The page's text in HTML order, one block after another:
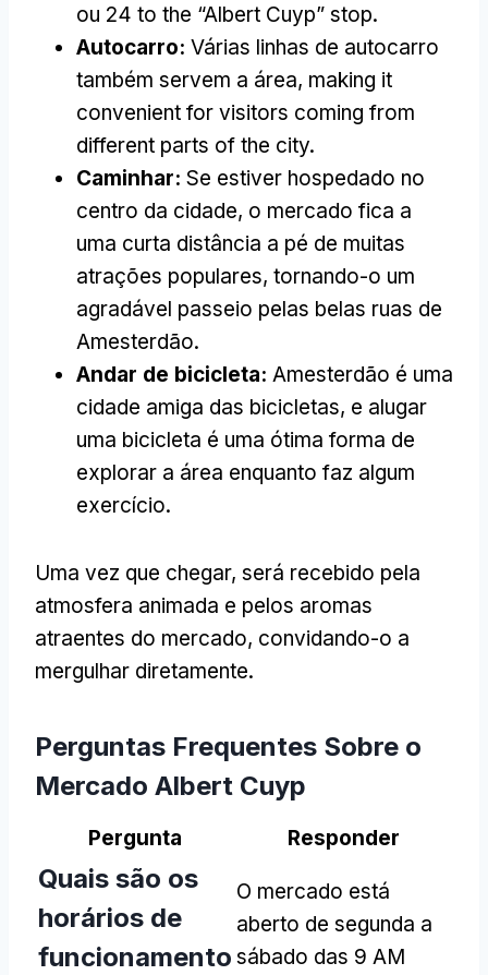
ou 24 to the “Albert Cuyp” stop.
Autocarro: Várias linhas de autocarro
também servem a área, making it
convenient for visitors coming from
different parts of the city.
Caminhar: Se estiver hospedado no
centro da cidade, o mercado fica a
uma curta distância a pé de muitas
atrações populares, tornando-o um
agradável passeio pelas belas ruas de
Amesterdão.
Andar de bicicleta: Amesterdão é uma
cidade amiga das bicicletas, e alugar
uma bicicleta é uma ótima forma de
explorar a área enquanto faz algum
exercício.
Uma vez que chegar, será recebido pela
atmosfera animada e pelos aromas
atraentes do mercado, convidando-o a
mergulhar diretamente.
Perguntas Frequentes Sobre o
Mercado Albert Cuyp
Pergunta Responder
Quais são os
horários de
funcionamento
O mercado está
aberto de segunda a
sábado das 9 AM